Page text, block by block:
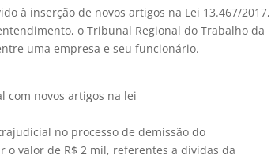
à inserção de novos artigos na Lei 13.467/2017,
o Tribunal Regional do Trabalho da
uma empresa e seu funcionário.
com novos artigos na lei
no processo de demissão do
o valor de R$ 2 mil, referentes a dívidas da